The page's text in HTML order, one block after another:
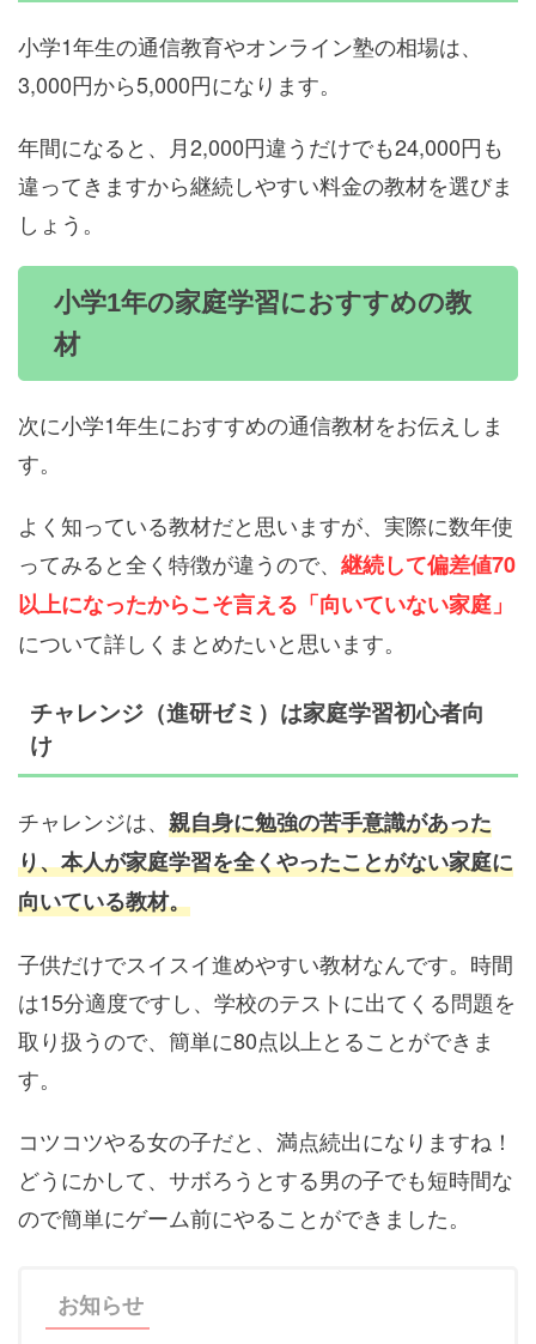
小学1年生の通信教育やオンライン塾の相場は、
3,000円から5,000円になります。
年間になると、月2,000円違うだけでも24,000円も
違ってきますから継続しやすい料金の教材を選びま
しょう。
小学1年の家庭学習におすすめの教
材
次に小学1年生におすすめの通信教材をお伝えしま
す。
よく知っている教材だと思いますが、実際に数年使
ってみると全く特徴が違うので、 継続して偏差値70
以上になったからこそ言える「向いていない家庭」
について詳しくまとめたいと思います。
チャレンジ（進研ゼミ）は家庭学習初心者向
け
チャレンジは、 親自身に勉強の苦手意識があった
り、本人が家庭学習を全くやったことがない家庭に
向いている教材。
子供だけでスイスイ進めやすい教材なんです。時間
は15分適度ですし、学校のテストに出てくる問題を
取り扱うので、簡単に80点以上とることができま
す。
コツコツやる女の子だと、満点続出になりますね！
どうにかして、サボろうとする男の子でも短時間な
ので簡単にゲーム前にやることができました。
お知らせ